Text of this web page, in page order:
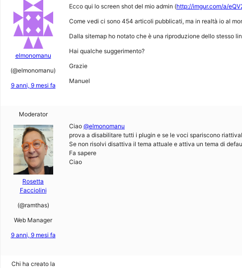
elmonomanu
(@elmonomanu)
9 anni, 9 mesi fa
Ecco qui lo screen shot del mio admin (http://imgur.com/a/
Come vedi ci sono 454 articoli pubblicati, ma in realtà io al
Dalla sitemap ho notato che è una riproduzione dello stesso
Hai qualche suggerimento?
Grazie
Manuel
Moderator
Rosetta
Facciolini
(@ramthas)
Web Manager
9 anni, 9 mesi fa
Ciao @elmonomanu
prova a disabilitare tutti i plugin e se le voci spariscono
Se non risolvi disattiva il tema attuale e attiva un tema di
Fa sapere
Ciao
Chi ha creato la